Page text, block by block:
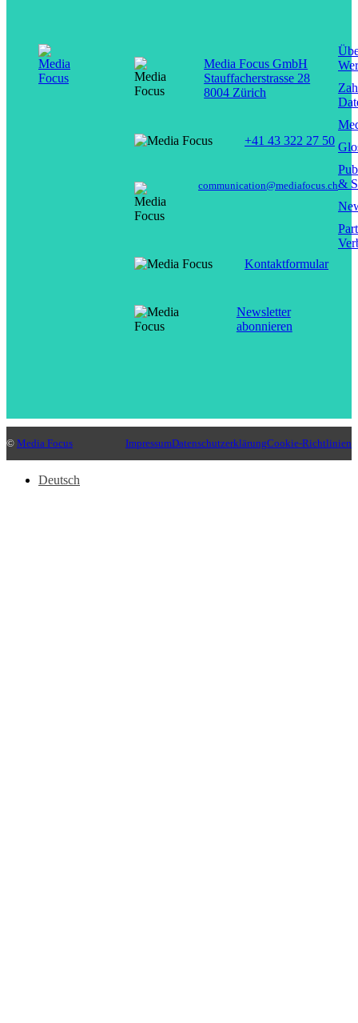
Media Focus GmbH
Stauffacherstrasse 28
8004 Zürich
+41 43 322 27 50
communication@mediafocus.ch
Kontaktformular
Newsletter
abonnieren
&
© Media Focus ImpressumDatenschutzerklärungCookie-Richtlinien
Deutsch